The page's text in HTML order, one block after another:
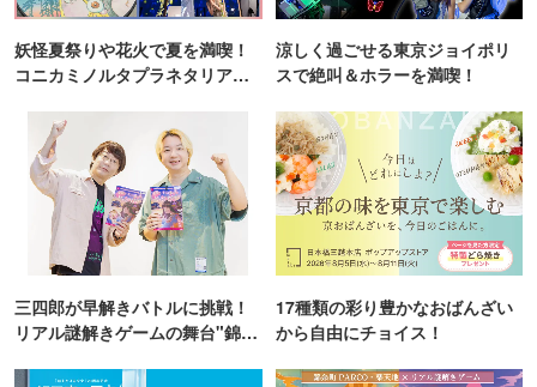
妖怪夏祭りや花火で夏を満喫！
コニカミノルタプラネタリア
涼しく過ごせる東京ジョイポリ
スで絶叫＆ホラーを満喫！
三四郎が早解きバトルに挑戦！
リアル謎解きゲームの舞台"錦糸
17種類の彩り豊かなおばんざい
から自由にチョイス！